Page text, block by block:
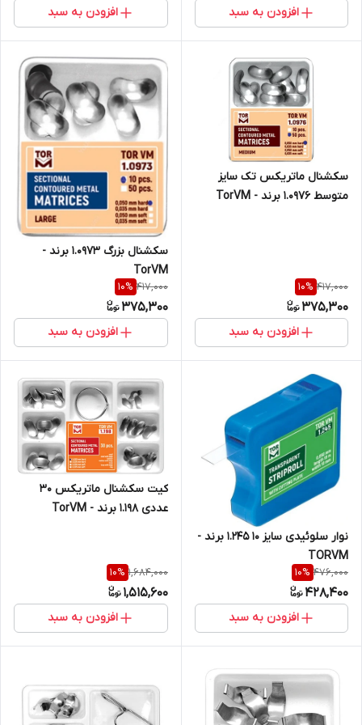
افزودن به سبد افزودن به سبد
سکشنال ماتریکس تک سایز
متوسط ۱.۰۹۷۶ برند - TorVM
417,000
10%
375,300
افزودن به سبد
سکشنال بزرگ ۱.۰۹۷۳ برند -
TorVM
417,000
10%
375,300
افزودن به سبد
نوار سلوئیدی سایز ۱۰ ۱.۲۴۵ برند -
TORVM
476,000
10%
428,400
افزودن به سبد
کیت سکشنال ماتریکس ۳۰
عددی 1.198 برند - TorVM
1,684,000
10%
1,515,600
افزودن به سبد